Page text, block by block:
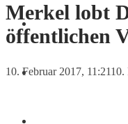
News
Merkel lobt
öffentlichen
10. Februar 2017, 11:2110.